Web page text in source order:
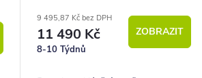
9 495,87 Kč bez DPH
11 490 Kč
8-10 Týdnů
ZOBRAZIT